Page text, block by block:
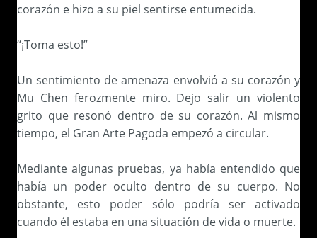
corazón e hizo a su piel sentirse entumecida.
“¡Toma esto!”
Un sentimiento de amenaza envolvió a su corazón y
Mu Chen ferozmente miro. Dejo salir un violento
grito que resonó dentro de su corazón. Al mismo
tiempo, el Gran Arte Pagoda empezó a circular.
Mediante algunas pruebas, ya había entendido que
había un poder oculto dentro de su cuerpo. No
obstante, esto poder sólo podría ser activado
cuando él estaba en una situación de vida o muerte.